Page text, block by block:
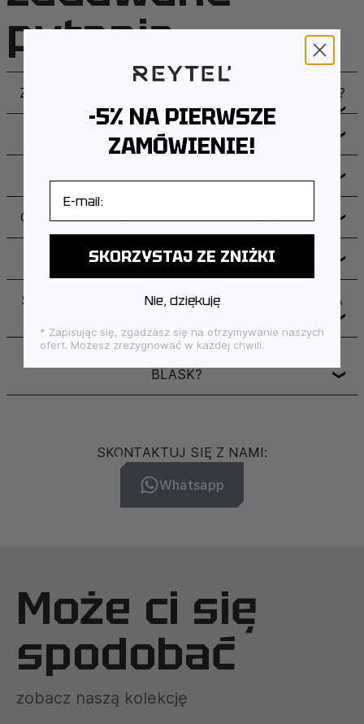
pytania
Z JAKIEGO METALU WYKONANA JEST BIŻUTERIA?
❯
JAK PAKUJEMY PRODUKTY? ❯
❯
CZY MOGĘ ZWRÓCIĆ LUB WYMIENIĆ PRODUKT? ❯
JAK WYGLĄDA DOSTAWA I ILE TRWA? ❯
SKĄD POCHODZI MARKA I GDZIE PRODUKOWANA
❯
BLASK?
❯
SKONTAKTUJ SIĘ Z NAMI:
Whatsapp
Może ci się
spodobać
zobacz naszą kolekcję
-5% NA PIERWSZE
ZAMÓWIENIE!
SKORZYSTAJ ZE ZNIŻKI
Nie, dziękuję
* Zapisując się, zgadzasz się na otrzymywanie naszych
ofert. Możesz zrezygnować w każdej chwili.